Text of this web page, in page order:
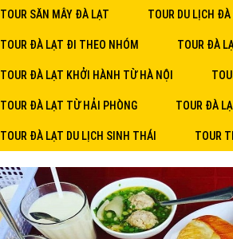
TOUR SĂN MÂY ĐÀ LẠT TOUR DU LỊCH
TOUR ĐÀ LẠT ĐI THEO NHÓM TOUR ĐÀ
TOUR ĐÀ LẠT KHỞI HÀNH TỪ HÀ NỘI
TOUR ĐÀ LẠT TỪ HẢI PHÒNG TOUR ĐÀ
TOUR ĐÀ LẠT DU LỊCH SINH THÁI TOUR